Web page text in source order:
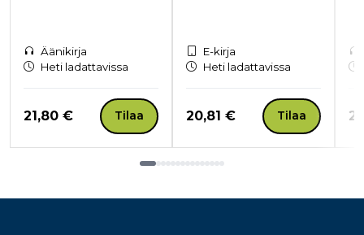
Äänikirja
Heti ladattavissa
Hinta nyt
21,80 € Tilaa
E-kirja
Heti ladattavissa
Hinta nyt
20,81 € Tilaa